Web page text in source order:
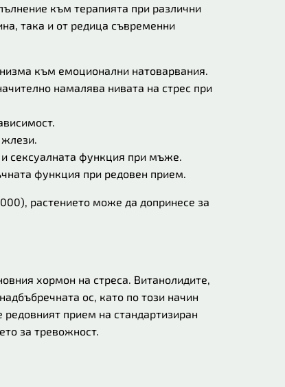
към терапията при различни
така и от редица съвременни
към емоционални натоварвания.
намалява нивата на стрес при
сексуалната функция при мъже.
функция при редовен прием.
растението може да допринесе за
хормон на стреса. Витанолидите,
ос, като по този начин
прием на стандартизиран
за тревожност.